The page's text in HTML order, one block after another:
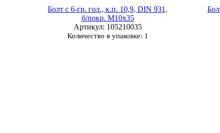
Болт с 6-гр. гол., к.п. 10,9, DIN 931,
б/покр. М10х35
Артикул: 105210035
Количество в упаковке: 1